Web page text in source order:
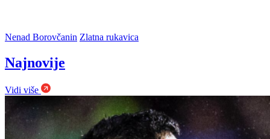
Nenad Borovčanin Zlatna rukavica
Najnovije
Vidi više